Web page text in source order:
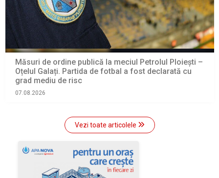
Măsuri de ordine publică la meciul Petrolul Ploiești –
Oțelul Galați. Partida de fotbal a fost declarată cu
grad mediu de risc
07.08.2026
Vezi toate articolele